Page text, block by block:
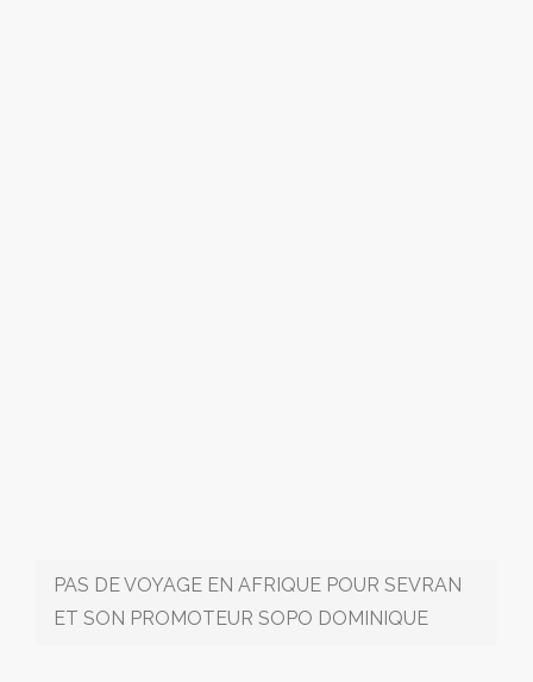
PAS DE VOYAGE EN AFRIQUE POUR SEVRAN
ET SON PROMOTEUR SOPO DOMINIQUE